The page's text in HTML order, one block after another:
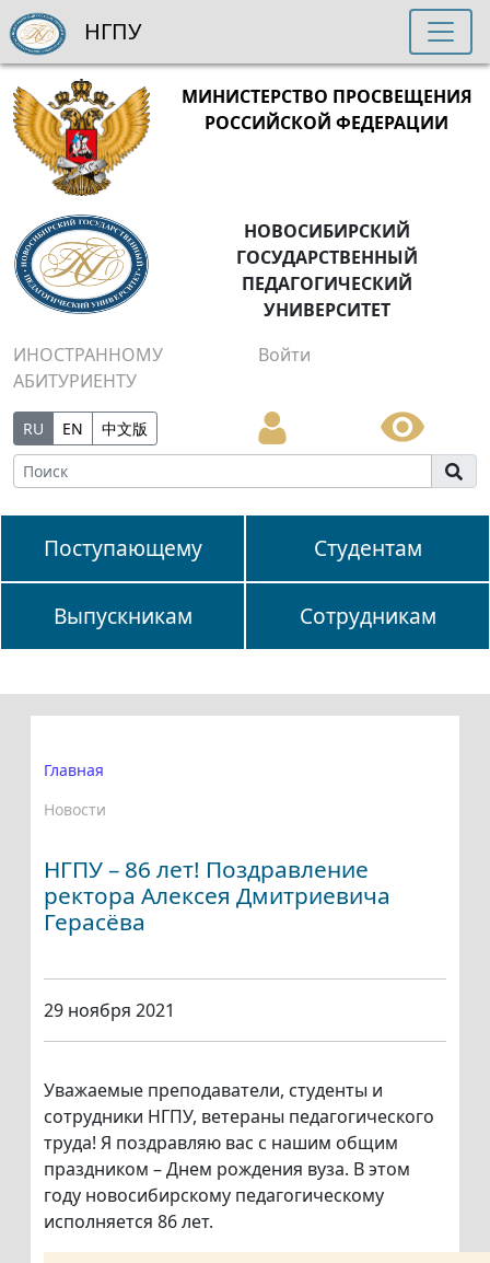
МИНИСТЕРСТВО ПРОСВЕЩЕНИЯ
РОССИЙСКОЙ ФЕДЕРАЦИИ
НОВОСИБИРСКИЙ
ГОСУДАРСТВЕННЫЙ
ПЕДАГОГИЧЕСКИЙ
УНИВЕРСИТЕТ
ИНОСТРАННОМУ
АБИТУРИЕНТУ
Войти
RU EN 中文版
Поступающему Студентам
Выпускникам Сотрудникам
НГПУ
Главная
Новости
НГПУ – 86 лет! Поздравление
ректора Алексея Дмитриевича
Герасёва
29 ноября 2021
Уважаемые преподаватели, студенты и
сотрудники НГПУ, ветераны педагогического
труда! Я поздравляю вас с нашим общим
праздником – Днем рождения вуза. В этом
году новосибирскому педагогическому
исполняется 86 лет.